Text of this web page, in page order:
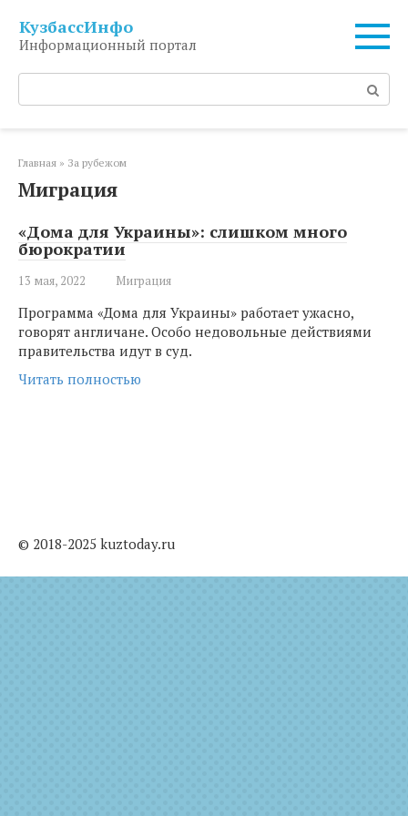
контенту
КузбассИнфо
Информационный портал
Поиск:
Главная » За рубежом
Миграция
«Дома для Украины»: слишком много
бюрократии
13 мая, 2022 Миграция
Программа «Дома для Украины» работает ужасно,
говорят англичане. Особо недовольные действиями
правительства идут в суд.
Читать полностью
© 2018-2025 kuztoday.ru